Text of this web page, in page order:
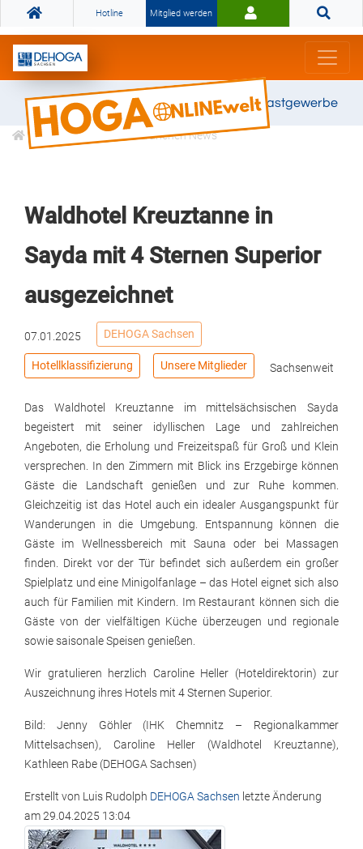
Hotline Mitglied werden
Gemeinsam stark für das Gastgewerbe
Informationen Branchen News
Waldhotel Kreuztanne in
Sayda mit 4 Sternen Superior
ausgezeichnet
07.01.2025 DEHOGA Sachsen
Hotellklassifizierung Unsere Mitglieder Sachsenweit
Das Waldhotel Kreuztanne im mittelsächsischen Sayda
begeistert mit seiner idyllischen Lage und zahlreichen
Angeboten, die Erholung und Freizeitspaß für Groß und Klein
versprechen. In den Zimmern mit Blick ins Erzgebirge können
Gäste die Landschaft genießen und zur Ruhe kommen.
Gleichzeitig ist das Hotel auch ein idealer Ausgangspunkt für
Wanderungen in die Umgebung. Entspannung können die
Gäste im Wellnessbereich mit Sauna oder bei Massagen
finden. Direkt vor der Tür befindet sich außerdem ein großer
Spielplatz und eine Minigolfanlage – das Hotel eignet sich also
auch für Familien mit Kindern. Im Restaurant können sich die
Gäste von der vielfältigen Küche überzeugen und regionale
sowie saisonale Speisen genießen.
Wir gratulieren herzlich Caroline Heller (Hoteldirektorin) zur
Auszeichnung ihres Hotels mit 4 Sternen Superior.
Bild: Jenny Göhler (IHK Chemnitz – Regionalkammer
Mittelsachsen), Caroline Heller (Waldhotel Kreuztanne),
Kathleen Rabe (DEHOGA Sachsen)
Erstellt von Luis Rudolph DEHOGA Sachsen letzte Änderung
am29.04.2025 13:04